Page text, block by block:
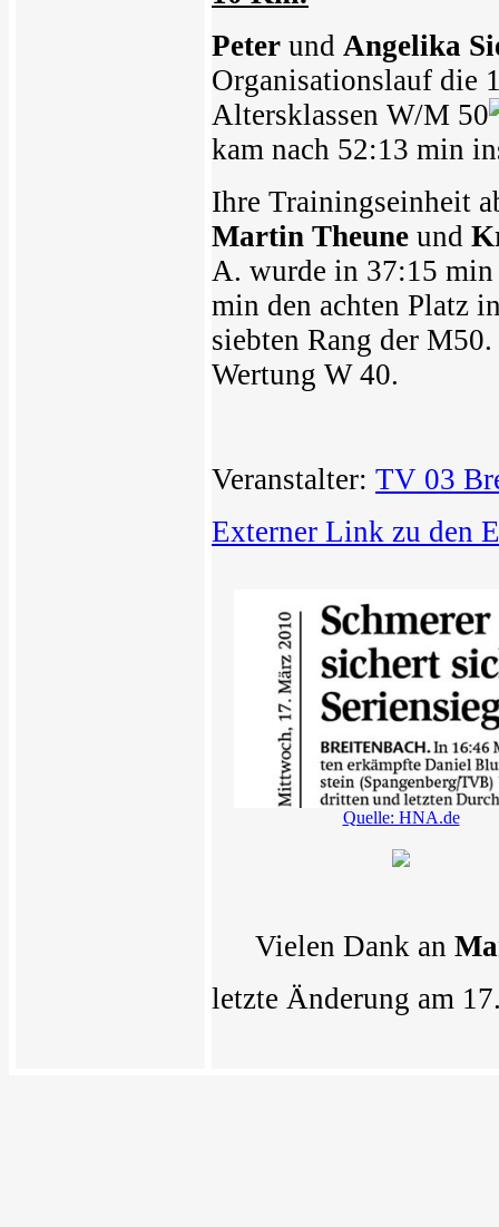
Peter und Angelika
Organisationslauf die
Altersklassen W/M 50
kam nach 52:13 min
Ihre Trainingseinheit
Martin Theune und
A. wurde in 37:15
min den achten Platz
siebten Rang der
Wertung W 40.
Veranstalter: TV 03
Externer Link zu den
Quelle: HNA.de
Vielen Dank an
letzte Änderung am